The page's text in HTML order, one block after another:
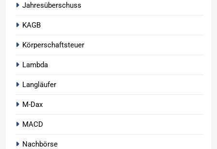
Jahresüberschuss
KAGB
Körperschaftsteuer
Lambda
Langläufer
M-Dax
MACD
Nachbörse